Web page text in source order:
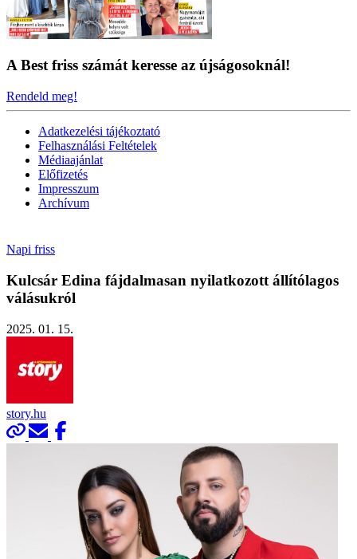
A Best friss számát keresse az újságosoknál!
Rendeld meg!
Adatkezelési tájékoztató
Felhasználási Feltételek
Médiaajánlat
Előfizetés
Impresszum
Archívum
Napi friss
Kulcsár Edina fájdalmasan nyilatkozott állítólagos
válásukról
2025. 01. 15.
story.hu